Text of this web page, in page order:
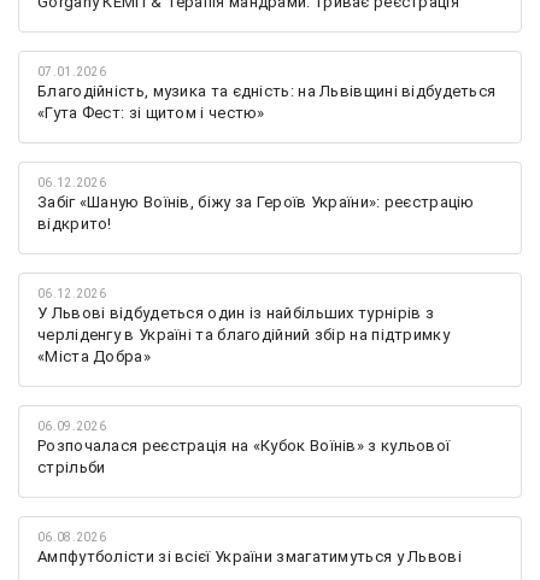
07.01.2026
Благодійність, музика та єдність: на Львівщині відбудеться
«Гута Фест: зі щитом і честю»
06.12.2026
Забіг «Шаную Воїнів, біжу за Героїв України»: реєстрацію
відкрито!
06.12.2026
У Львові відбудеться один із найбільших турнірів з
черліденгу в Україні та благодійний збір на підтримку
«Міста Добра»
06.09.2026
Розпочалася реєстрація на «Кубок Воїнів» з кульової
стрільби
06.08.2026
Ампфутболісти зі всієї України змагатимуться у Львові